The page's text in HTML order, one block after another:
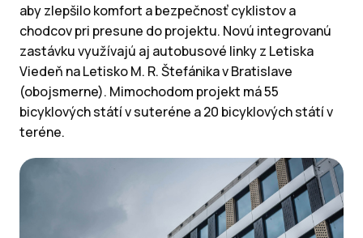
aby zlepšilo komfort a bezpečnosť cyklistov a
chodcov pri presune do projektu. Novú integrovanú
zastávku využívajú aj autobusové linky z Letiska
Viedeň na Letisko M. R. Štefánika v Bratislave
(obojsmerne). Mimochodom projekt má 55
bicyklových státí v suteréne a 20 bicyklových státí v
teréne.